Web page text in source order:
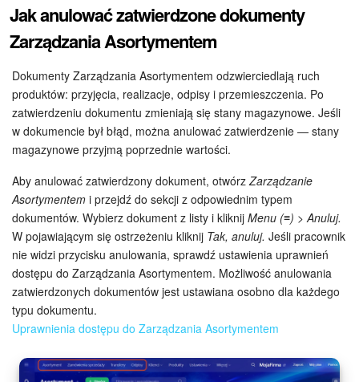
Kwestie ogólne
Collaby
Rezerwacja online
ZAŁÓŻ KONTO
LOGOWANIE
Jak anulować zatwierdzone dokumenty
Zarządzania Asortymentem
Dokumenty Zarządzania Asortymentem odzwierciedlają ruch
produktów: przyjęcia, realizacje, odpisy i przemieszczenia. Po
zatwierdzeniu dokumentu zmieniają się stany magazynowe. Jeśli
w dokumencie był błąd, można anulować zatwierdzenie — stany
magazynowe przyjmą poprzednie wartości.
Aby anulować zatwierdzony dokument, otwórz Zarządzanie
Asortymentem i przejdź do sekcji z odpowiednim typem
dokumentów. Wybierz dokument z listy i kliknij Menu (≡) > Anuluj.
W pojawiającym się ostrzeżeniu kliknij Tak, anuluj. Jeśli pracownik
nie widzi przycisku anulowania, sprawdź ustawienia uprawnień
dostępu do Zarządzania Asortymentem. Możliwość anulowania
zatwierdzonych dokumentów jest ustawiana osobno dla każdego
typu dokumentu.
Uprawnienia dostępu do Zarządzania Asortymentem